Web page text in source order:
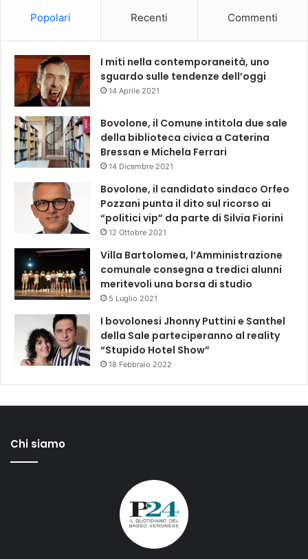
Popolari Recenti Commenti
I miti nella contemporaneità, uno
sguardo sulle tendenze dell’oggi
14 Aprile 2021
Bovolone, il Comune intitola due sale
della biblioteca civica a Caterina
Bressan e Michela Ferrari
14 Dicembre 2021
Bovolone, il candidato sindaco Orfeo
Pozzani punta il dito sul ricorso ai
“politici vip” da parte di Silvia Fiorini
12 Ottobre 2021
Villa Bartolomea, l’Amministrazione
comunale consegna a tredici alunni
meritevoli una borsa di studio
5 Luglio 2021
I bovolonesi Jhonny Puttini e Santhel
della Sale parteciperanno al reality
“Stupido Hotel Show”
18 Febbraio 2022
Chi siamo